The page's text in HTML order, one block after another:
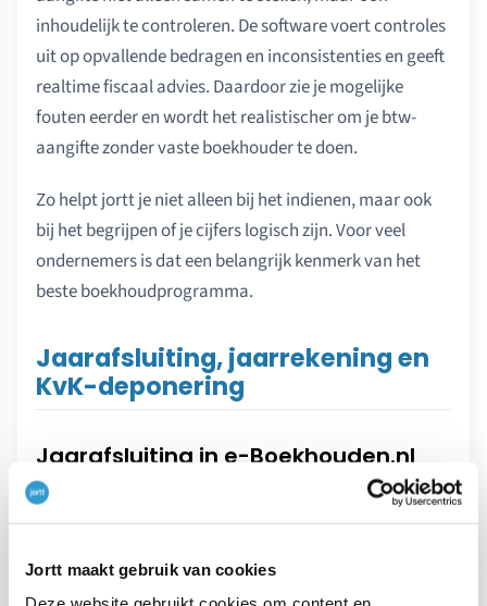
Jortt maakt gebruik van cookies
inhoudelijk te controleren. De software voert controles
uit op opvallende bedragen en inconsistenties en geeft
realtime fiscaal advies. Daardoor zie je mogelijke
fouten eerder en wordt het realistischer om je btw-
aangifte zonder vaste boekhouder te doen.
Zo helpt jortt je niet alleen bij het indienen, maar ook
bij het begrijpen of je cijfers logisch zijn. Voor veel
ondernemers is dat een belangrijk kenmerk van het
beste boekhoudprogramma.
Jaarafsluiting, jaarrekening en
KvK-deponering
Jaarafsluiting in e-Boekhouden.nl
e-Boekhouden.nl biedt handleidingen en checklists om
je boekjaar netjes af te sluiten. Je loopt een
resultaat boeken en het jaar blokkeren. De